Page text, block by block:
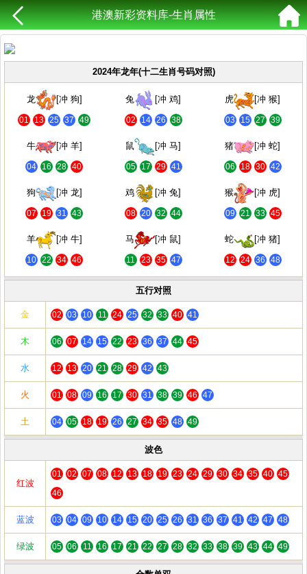
港澳新彩资料库-生肖属性
2024年龙年(十二生肖号码对照)
龙 [冲 狗]
01 13 25 37 49
兔 [冲 鸡]
02 14 26 38
虎 [冲 猴]
03 15 27 39
牛 [冲 羊]
04 16 28 40
鼠 [冲 马]
05 17 29 41
猪 [冲 蛇]
06 18 30 42
狗 [冲 龙]
07 19 31 43
鸡 [冲 兔]
08 20 32 44
猴 [冲 虎]
09 21 33 45
羊 [冲 牛]
10 22 34 46
马 [冲 鼠]
11 23 35 47
蛇 [冲 猪]
12 24 36 48
五行对照
金 02 03 10 11 24 25 32 33 40 41
木 06 07 14 15 22 23 36 37 44 45
水 12 13 20 21 28 29 42 43
火 01 08 09 16 17 30 31 38 39 46 47
土 04 05 18 19 26 27 34 35 48 49
波色
红波
01 02 07 08 12 13 18 19 23 24 29 30 34 35 40 45
46
蓝波 03 04 09 10 14 15 20 25 26 31 36 37 41 42 47 48
绿波 05 06 11 16 17 21 22 27 28 32 33 38 39 43 44 49